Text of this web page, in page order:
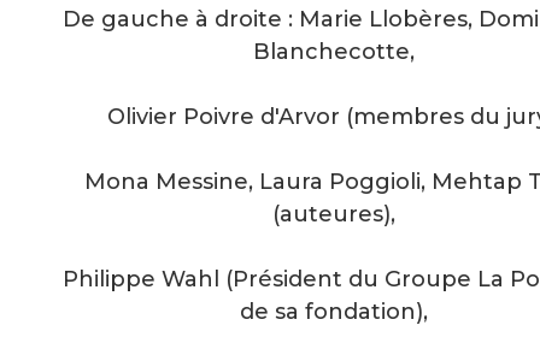
De gauche à droite : Marie Llobères,
Blanchecotte,
Olivier Poivre d'Arvor (membres du
Mona Messine, Laura Poggioli, Mehtap
(auteures),
Philippe Wahl (Président du Groupe La
de sa fondation),